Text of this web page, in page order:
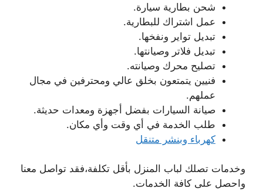
شحن بطارية سيارة.
عمل اشتراك للبطارية.
تبديل تواير ونفخها.
تبديل فلاتر وصيانتها.
تصليح محرك وصيانته.
فنيين يتمتعون بخلق عالي ومحترفين في مجال
عملهم.
صيانة السيارات بفضل أجهزة ومعدات حديثة.
طلب الخدمة في أي وقت وأي مكان.
كهرباء وبنشر متنقل
وخدمات تصلك لباب المنزل بأقل تكلفة،فقد تواصل معنا
واحصل على كافة الخدمات.